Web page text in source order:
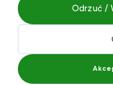
Szczegóły ->
świstaka - Pałac
Odrzuć /